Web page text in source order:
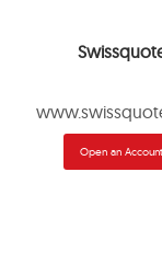
Open an Account